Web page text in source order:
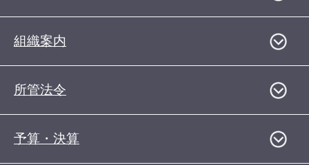
組織案内
所管法令
予算・決算